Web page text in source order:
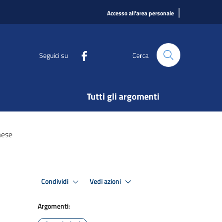
Accesso all'area personale |
Seguici su Cerca
Tutti gli argomenti
Condividi Vedi azioni
Argomenti: